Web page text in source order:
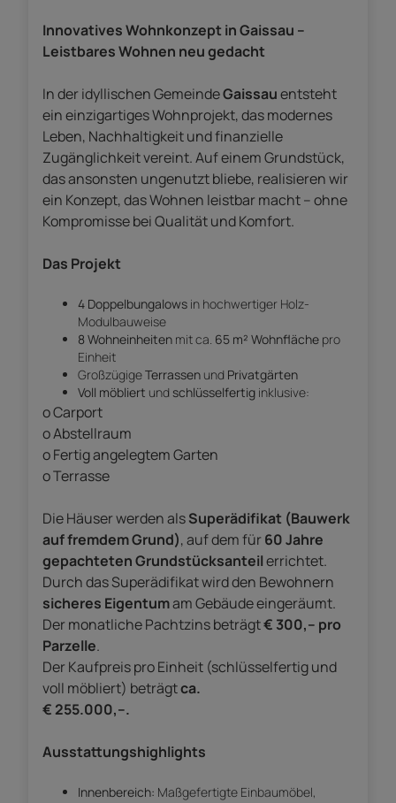
Innovatives Wohnkonzept in Gaissau –
Leistbares Wohnen neu gedacht
In der idyllischen GemeindeGaissauentsteht
ein einzigartiges Wohnprojekt, das modernes
Leben, Nachhaltigkeit und finanzielle
Zugänglichkeit vereint. Auf einem Grundstück,
das ansonsten ungenutzt bliebe, realisieren wir
ein Konzept, das Wohnen leistbar macht – ohne
Kompromisse bei Qualität und Komfort.
Das Projekt
4 Doppelbungalows in hochwertiger Holz-
Modulbauweise
8 Wohneinheiten mit ca. 65 m² Wohnfläche pro
Einheit
GroßzügigeTerrassen und Privatgärten
Voll möbliert undschlüsselfertig inklusive:
o Carport
o Abstellraum
o Fertig angelegtem Garten
o Terrasse
Die Häuser werden alsSuperädifikat (Bauwerk
auf fremdem Grund), auf dem für60 Jahre
gepachteten Grundstücksanteilerrichtet.
Durch das Superädifikat wird den Bewohnern
sicheres Eigentumam Gebäude eingeräumt.
Der monatliche Pachtzins beträgt€ 300,-- pro
Parzelle.
Der Kaufpreis pro Einheit (schlüsselfertig und
voll möbliert) beträgtca.
€ 255.000,--.
Ausstattungshighlights
Innenbereich: Maßgefertigte Einbaumöbel,